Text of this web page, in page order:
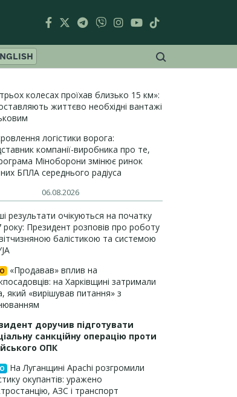
колесах проїхав близько 15 км»:
життєво необхідні вантажі
логістики ворога:
компанії-виробника про те,
Міноборони змінює ринок
БПЛА середнього радіуса
06.08.2026
результати очікуються на початку
року: Президент розповів про роботу
балістикою та системою
«Продавав» вплив на
на Харківщині затримали
який «вирішував питання» з
доручив підготувати
санкційну операцію проти
ОПК
На Луганщині Apachi розгромили
окупантів: уражено
АЗС і транспорт